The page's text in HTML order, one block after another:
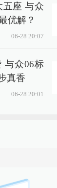
五座 与众
优解？
06-28 20:07
与众06标
真香
06-28 20:01